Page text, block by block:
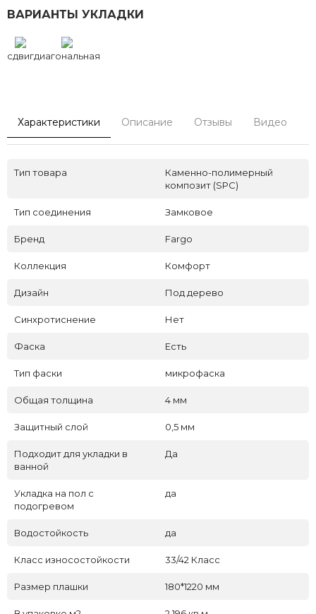
ВАРИАНТЫ УКЛАДКИ
сдвигдиагональная
Характеристики Описание Отзывы Видео
Тип товара
Каменно-полимерный
композит (SPC)
Тип соединения Замковое
Бренд Fargo
Коллекция Комфорт
Дизайн Под дерево
Синхротиснение Нет
Фаска Есть
Тип фаски микрофаска
Общая толщина 4 мм
Защитный слой 0,5 мм
Подходит для укладки в
ванной
Да
Укладка на пол c
подогревом
да
Водостойкость да
Класс износостойкости 33/42 Класс
Размер плашки 180*1220 мм